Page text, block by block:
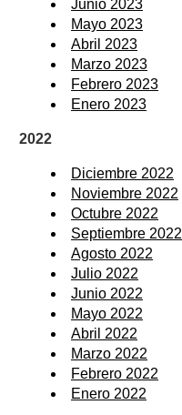
Junio 2023
Mayo 2023
Abril 2023
Marzo 2023
Febrero 2023
Enero 2023
2022
Diciembre 2022
Noviembre 2022
Octubre 2022
Septiembre 2022
Agosto 2022
Julio 2022
Junio 2022
Mayo 2022
Abril 2022
Marzo 2022
Febrero 2022
Enero 2022